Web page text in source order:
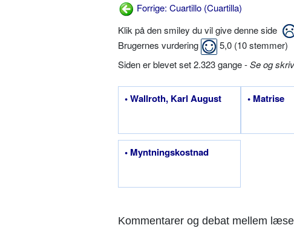
Forrige: Cuartillo (Cuartilla)
Klik på den smiley du vil give denne side
Brugernes vurdering
5,0 (10stemmer)
Siden er blevet set 2.323 gange -Se og
• Wallroth, Karl August • Matrise
• Myntningskostnad
Kommentarer og debat mellem